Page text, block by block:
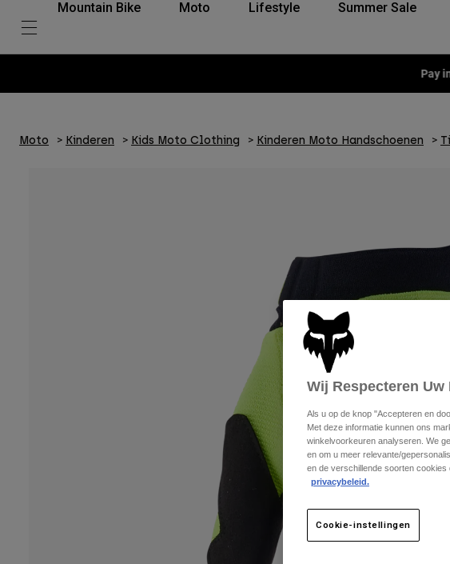
Mountain Bike Moto Lifestyle Summer Sale
Moto Kinderen Kids Moto Clothing Kinderen Moto Handschoenen
Wij Respecteren Uw
Als u op de knop "Accepteren en
Met deze informatie kunnen ons
winkelvoorkeuren analyseren. We
en om u meer relevante/
en de verschillende soorten
privacybeleid.
Cookie-instellingen